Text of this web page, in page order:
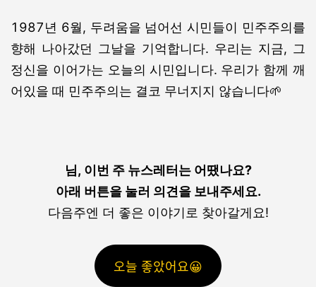
1987년 6월, 두려움을 넘어선 시민들이 민주주의를
향해 나아갔던 그날을 기억합니다. 우리는 지금, 그
정신을 이어가는 오늘의 시민입니다. 우리가 함께 깨
어있을 때 민주주의는 결코 무너지지 않습니다🌱
님, 이번 주 뉴스레터는 어땠나요?
아래 버튼을 눌러 의견을 보내주세요.
다음주엔 더 좋은 이야기로 찾아갈게요!
오늘 좋았어요😀